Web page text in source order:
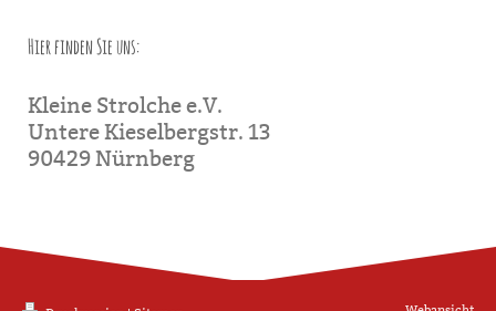
Hier finden Sie uns:
Kleine Strolche e.V.
Untere Kieselbergstr. 13
90429 Nürnberg